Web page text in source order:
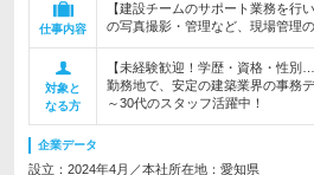
仕事内容
【建設チームのサポート業務を
の写真撮影・管理など、現場管理
対象と
なる方
【未経験歓迎！学歴・資格・性
勤務地で、安定の建築業界の事務
～30代のスタッフ活躍中！
企業データ
設立：2024年4月／本社所在地：愛知県